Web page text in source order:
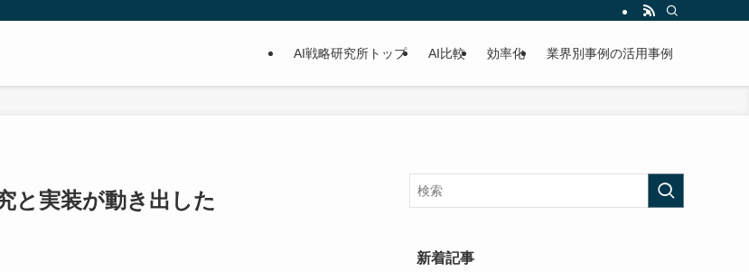
AI戦略研究所トップ AI比較 効率化 業界別事例の活用事例
と実装が動き出した
新着記事